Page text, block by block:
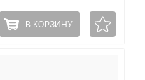
В КОРЗИНУ